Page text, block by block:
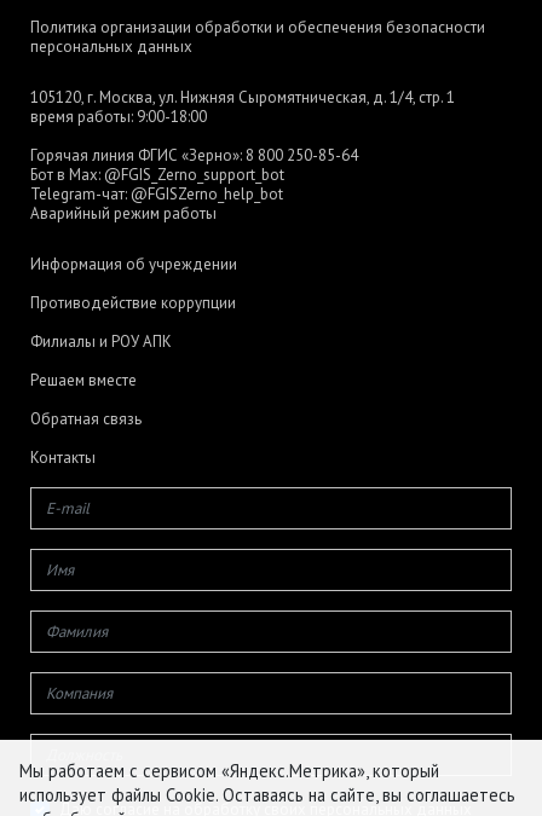
Политика организации обработки и обеспечения безопасности
персональных данных
105120, г. Москва, ул. Нижняя Сыромятническая, д. 1/4, стр. 1
время работы: 9:00-18:00
Горячая линия ФГИС «Зерно»: 8 800 250-85-64
Бот в Max: @FGIS_Zerno_support_bot
Telegram-чат: @FGISZerno_help_bot
Аварийный режим работы
Информация об учреждении
Противодействие коррупции
Филиалы и РОУ АПК
Решаем вместе
Обратная связь
Контакты
Даю согласие на обработку своих персональных данных
Мы работаем с сервисом «Яндекс.Метрика», который
использует файлы Cookie. Оставаясь на сайте, вы соглашаетесь